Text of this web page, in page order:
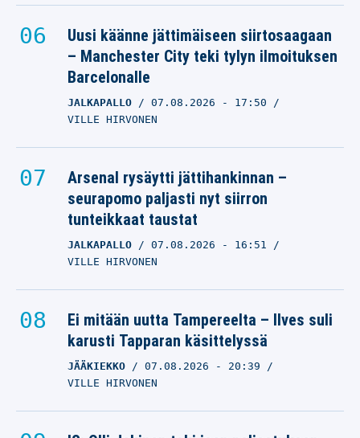
Uusi käänne jättimäiseen siirtosaagaan
– Manchester City teki tylyn ilmoituksen
Barcelonalle
JALKAPALLO 07.08.2026 - 17:50
VILLE HIRVONEN
Arsenal rysäytti jättihankinnan –
seurapomo paljasti nyt siirron
tunteikkaat taustat
JALKAPALLO 07.08.2026 - 16:51
VILLE HIRVONEN
Ei mitään uutta Tampereelta – Ilves suli
karusti Tapparan käsittelyssä
JÄÄKIEKKO 07.08.2026 - 20:39
VILLE HIRVONEN